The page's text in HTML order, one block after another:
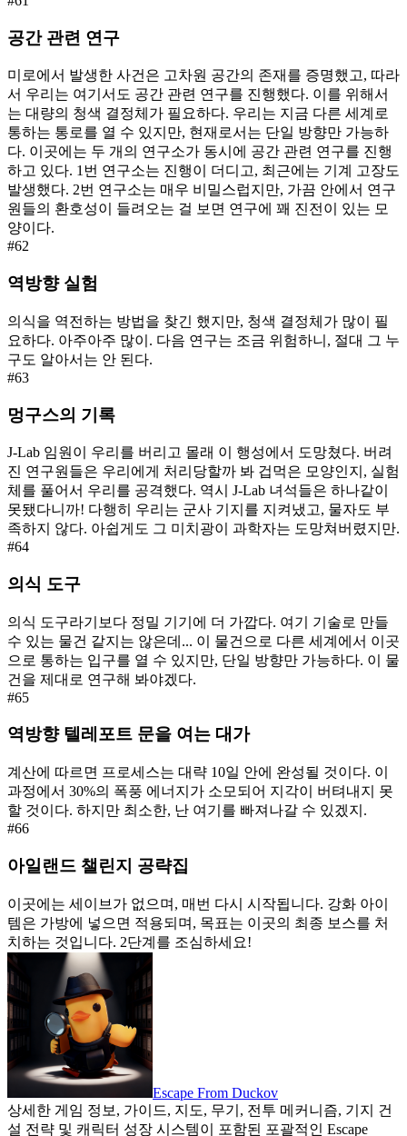
공간 관련 연구
미로에서 발생한 사건은 고차원 공간의 존재를 증명했고, 따라
서 우리는 여기서도 공간 관련 연구를 진행했다. 이를 위해서
는 대량의 청색 결정체가 필요하다. 우리는 지금 다른 세계로
통하는 통로를 열 수 있지만, 현재로서는 단일 방향만 가능하
다. 이곳에는 두 개의 연구소가 동시에 공간 관련 연구를 진행
하고 있다. 1번 연구소는 진행이 더디고, 최근에는 기계 고장도
발생했다. 2번 연구소는 매우 비밀스럽지만, 가끔 안에서 연구
원들의 환호성이 들려오는 걸 보면 연구에 꽤 진전이 있는 모
양이다.
#62
역방향 실험
의식을 역전하는 방법을 찾긴 했지만, 청색 결정체가 많이 필
요하다. 아주아주 많이. 다음 연구는 조금 위험하니, 절대 그 누
구도 알아서는 안 된다.
#63
멍구스의 기록
J-Lab 임원이 우리를 버리고 몰래 이 행성에서 도망쳤다. 버려
진 연구원들은 우리에게 처리당할까 봐 겁먹은 모양인지, 실험
체를 풀어서 우리를 공격했다. 역시 J-Lab 녀석들은 하나같이
못됐다니까! 다행히 우리는 군사 기지를 지켜냈고, 물자도 부
족하지 않다. 아쉽게도 그 미치광이 과학자는 도망쳐버렸지만.
#64
의식 도구
의식 도구라기보다 정밀 기기에 더 가깝다. 여기 기술로 만들
수 있는 물건 같지는 않은데... 이 물건으로 다른 세계에서 이곳
으로 통하는 입구를 열 수 있지만, 단일 방향만 가능하다. 이 물
건을 제대로 연구해 봐야겠다.
#65
역방향 텔레포트 문을 여는 대가
계산에 따르면 프로세스는 대략 10일 안에 완성될 것이다. 이
과정에서 30%의 폭풍 에너지가 소모되어 지각이 버텨내지 못
할 것이다. 하지만 최소한, 난 여기를 빠져나갈 수 있겠지.
#66
아일랜드 챌린지 공략집
이곳에는 세이브가 없으며, 매번 다시 시작됩니다. 강화 아이
템은 가방에 넣으면 적용되며, 목표는 이곳의 최종 보스를 처
치하는 것입니다. 2단계를 조심하세요!
Escape From Duckov
상세한 게임 정보, 가이드, 지도, 무기, 전투 메커니즘, 기지 건
설 전략 및 캐릭터 성장 시스템이 포함된 포괄적인 Escape